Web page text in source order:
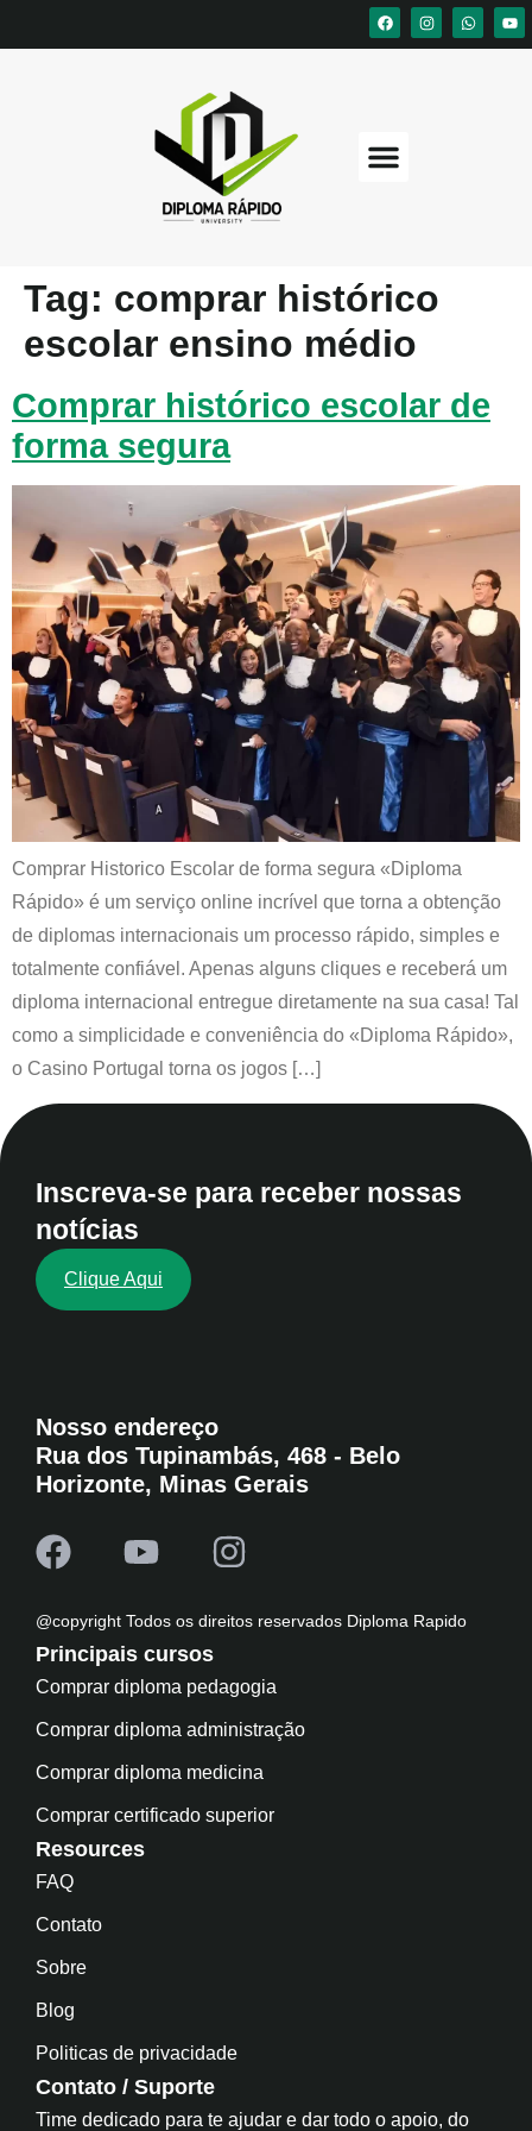
Tag: comprar histórico
escolar ensino médio
Comprar histórico escolar de
forma segura
Comprar Historico Escolar de forma segura «Diploma
Rápido» é um serviço online incrível que torna a obtenção
de diplomas internacionais um processo rápido, simples e
totalmente confiável. Apenas alguns cliques e receberá um
diploma internacional entregue diretamente na sua casa! Tal
como a simplicidade e conveniência do «Diploma Rápido»,
o Casino Portugal torna os jogos […]
Inscreva-se para receber nossas
notícias
Clique Aqui
Nosso endereço
Rua dos Tupinambás, 468 - Belo
Horizonte, Minas Gerais
@copyright Todos os direitos reservados Diploma Rapido
Principais cursos
Comprar diploma pedagogia
Comprar diploma administração
Comprar diploma medicina
Comprar certificado superior
Resources
FAQ
Contato
Sobre
Blog
Politicas de privacidade
Contato / Suporte
Time dedicado para te ajudar e dar todo o apoio, do